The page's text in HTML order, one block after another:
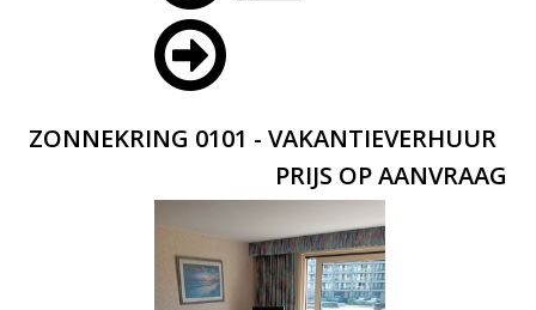
ZONNEKRING 0101 - VAKANTIEVERHUUR
PRIJS OP AANVRAAG